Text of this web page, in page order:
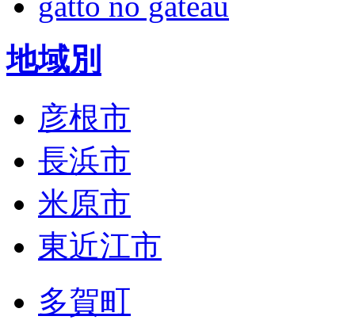
地域別
彦根市
長浜市
米原市
東近江市
多賀町